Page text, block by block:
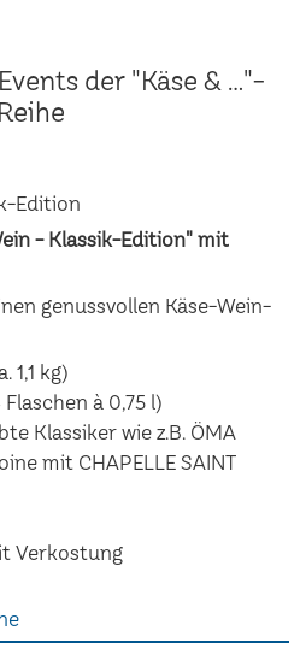
der "Käse & ..."-
Reihe
- Klassik-Edition" mit
genussvollen Käse-Wein-
1,1 kg)
à 0,75 l)
Klassiker wie z.B. ÖMA
mit CHAPELLE SAINT
Verkostung